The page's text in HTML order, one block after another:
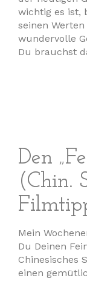
wichtig es ist,
seinen
wundervolle
Du brauchst
Den
(Chin.
Mein
Du Deinen
Chinesisches
einen